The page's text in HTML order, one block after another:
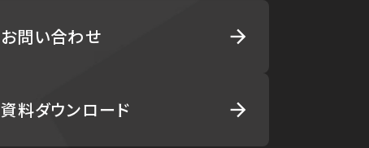
お問い合わせ arrow_forward
資料ダウンロード arrow_forward